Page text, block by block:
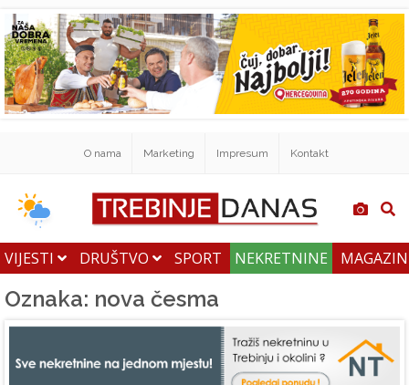
O nama Marketing Impresum Kontakt
VIJESTI DRUŠTVO SPORT NEKRETNINE
Oznaka: nova česma